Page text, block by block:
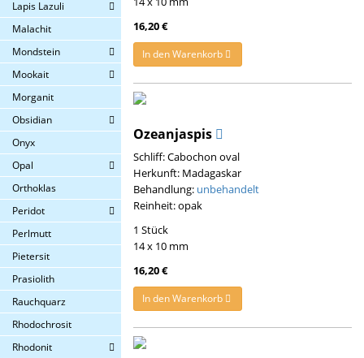
Lapis Lazuli
Malachit
Mondstein
Mookait
Morganit
Obsidian
Onyx
Opal
Orthoklas
Peridot
Perlmutt
Pietersit
Prasiolith
Rauchquarz
Rhodochrosit
Rhodonit
16,20 €
In den Warenkorb
Ozeanjaspis
Schliff: Cabochon oval
Herkunft: Madagaskar
Behandlung: unbehandelt
Reinheit: opak
1 Stück
14 x 10 mm
16,20 €
In den Warenkorb